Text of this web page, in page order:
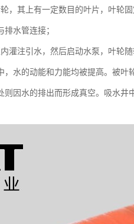
，其上有一定数目的叶片，叶轮
水管连接；
灌注引水，然后启动水泵，叶轮
，水的动能和力能均被提高。被
因水的排出而形成真空。吸水井